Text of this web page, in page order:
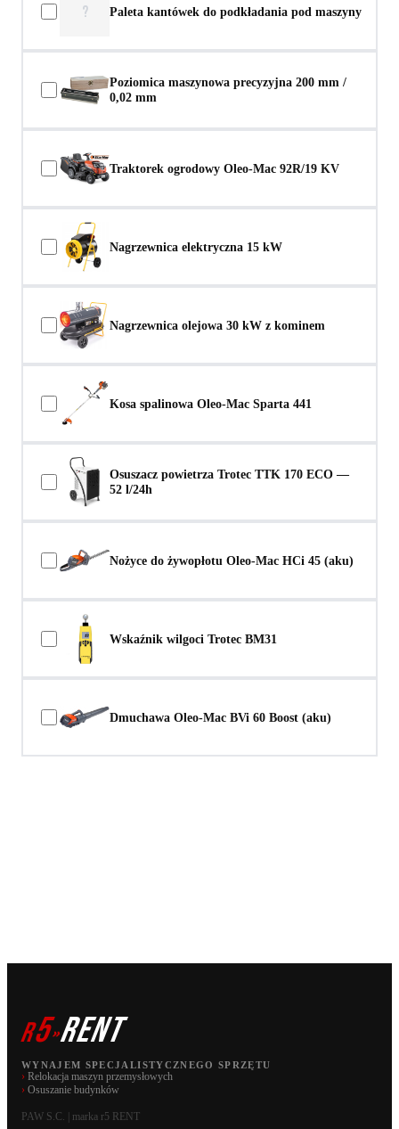
? Paleta kantówek do podkładania pod maszyny
Poziomica maszynowa precyzyjna 200 mm /
0,02 mm
Traktorek ogrodowy Oleo-Mac 92R/19 KV
Nagrzewnica elektryczna 15 kW
Nagrzewnica olejowa 30 kW z kominem
Kosa spalinowa Oleo-Mac Sparta 441
Osuszacz powietrza Trotec TTK 170 ECO —
52 l/24h
Nożyce do żywopłotu Oleo-Mac HCi 45 (aku)
Wskaźnik wilgoci Trotec BM31
Dmuchawa Oleo-Mac BVi 60 Boost (aku)
r5»RENT
WYNAJEM SPECJALISTYCZNEGO SPRZĘTU
› Relokacja maszyn przemysłowych
› Osuszanie budynków
PAW S.C. | marka r5 RENT